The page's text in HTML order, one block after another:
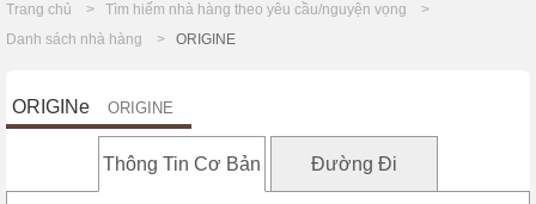
Trang chủ
Tìm hiếm nhà hàng theo yêu cầu/nguyện vọng
Danh sách nhà hàng
ORIGINE
ORIGINe ORIGINE
Thông Tin Cơ Bản Đường Đi